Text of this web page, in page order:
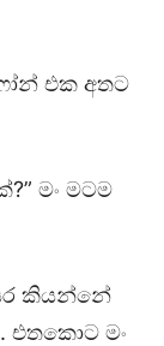
එක අතට
මං මටම
කියන්නේ
එතකොට මං